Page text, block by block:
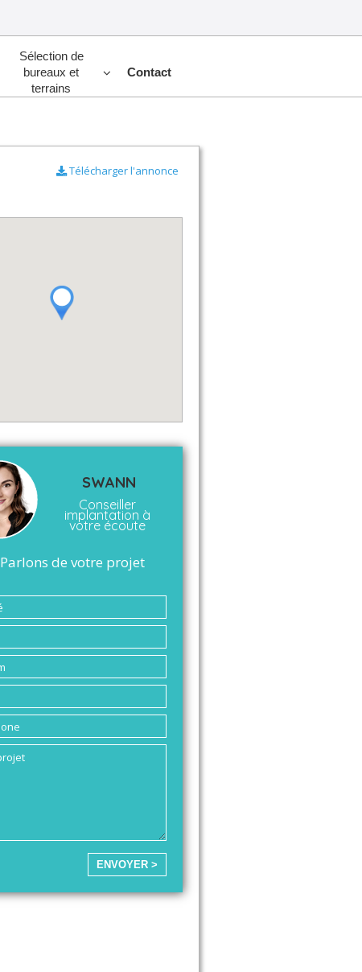
Sélection de
bureaux et
terrains
Contact
Télécharger l'annonce
SWANN
Conseiller
implantation à
votre écoute
Parlons de votre projet
ENVOYER >